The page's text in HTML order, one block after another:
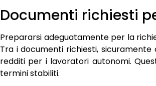
Documenti richiesti
Prepararsi adeguatamente per la
Tra i documenti richiesti,
redditi per i lavoratori autonomi.
termini stabiliti.